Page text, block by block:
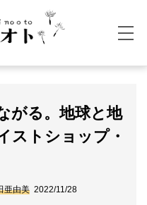
がる。地球と地
ストショップ・
亜由美 2022/11/28